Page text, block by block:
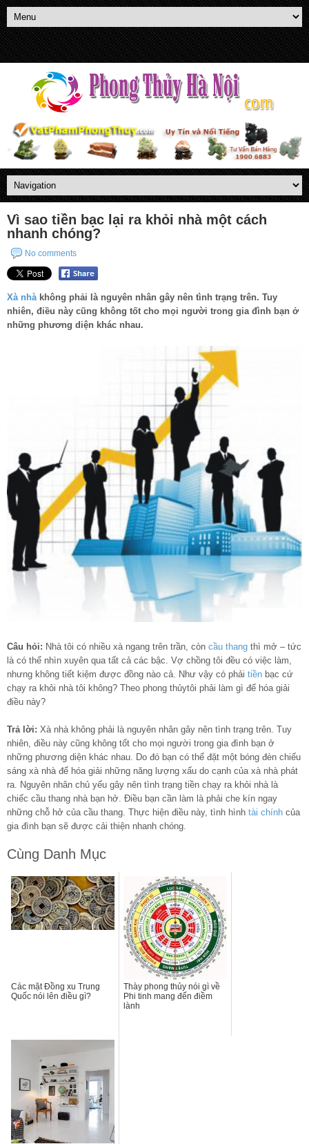
Vì sao tiền bạc lại ra khỏi nhà một cách
nhanh chóng?
No comments
Xà nhàkhông phải là nguyên nhân gây nên tình trạng trên. Tuy
nhiên, điều này cũng không tốt cho mọi người trong gia đình bạn ở
những phương diện khác nhau.
Câu hỏi: Nhà tôi có nhiều xà ngang trên trần, còn cầu thang thì mở – tức
là có thể nhìn xuyên qua tất cả các bậc. Vợ chồng tôi đều có việc làm,
nhưng không tiết kiệm được đồng nào cả. Như vậy có phải tiền bạc cứ
chạy ra khỏi nhà tôi không? Theo phong thủytôi phải làm gì để hóa giải
điều này?
Trả lời: Xà nhà không phải là nguyên nhân gây nên tình trạng trên. Tuy
nhiên, điều này cũng không tốt cho mọi người trong gia đình bạn ở
những phương diện khác nhau. Do đó bạn có thể đặt một bóng đèn chiếu
sáng xà nhà để hóa giải những năng lượng xấu do cạnh của xà nhà phát
ra. Nguyên nhân chủ yếu gây nên tình trạng tiền chạy ra khỏi nhà là
chiếc cầu thang nhà bạn hở. Điều bạn cần làm là phải che kín ngay
những chỗ hở của cầu thang. Thực hiện điều này, tình hình tài chính của
gia đình bạn sẽ được cải thiện nhanh chóng.
Cùng Danh Mục
Các mặt Đồng xu Trung
Quốc nói lên điều gì?
Thày phong thủy nói gì về
Phi tinh mang đến điềm
lành